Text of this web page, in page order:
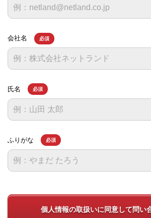
会社名 必須
氏名 必須
ふりがな 必須